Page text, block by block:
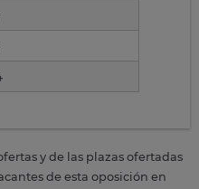
y de las plazas ofertadas
de esta oposición en